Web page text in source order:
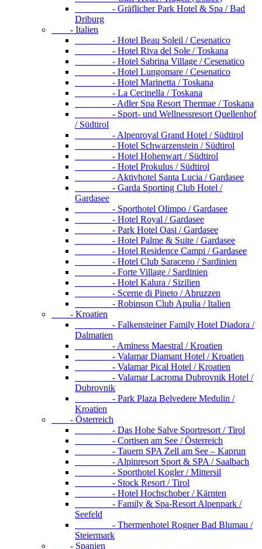
- Gräflicher Park Hotel & Spa / Bad
Driburg
- Italien
- Hotel Beau Soleil / Cesenatico
- Hotel Riva del Sole / Toskana
- Hotel Sabrina Village / Cesenatico
- Hotel Lungomare / Cesenatico
- Hotel Marinetta / Toskana
- La Cecinella / Toskana
- Adler Spa Resort Thermae / Toskana
- Sport- und Wellnessresort Quellenhof
/ Südtirol
- Alpenroyal Grand Hotel / Südtirol
- Hotel Schwarzenstein / Südtirol
- Hotel Hohenwart / Südtirol
- Hotel Prokulus / Südtirol
- Aktivhotel Santa Lucia / Gardasee
- Garda Sporting Club Hotel /
Gardasee
- Sporthotel Olimpo / Gardasee
- Hotel Royal / Gardasee
- Park Hotel Oasi / Gardasee
- Hotel Palme & Suite / Gardasee
- Hotel Residence Campi / Gardasee
- Hotel Club Saraceno / Sardinien
- Forte Village / Sardinien
- Hotel Kalura / Sizilien
- Scerne di Pineto / Abruzzen
- Robinson Club Apulia / Italien
- Kroatien
- Falkensteiner Family Hotel Diadora /
Dalmatien
- Aminess Maestral / Kroatien
- Valamar Diamant Hotel / Kroatien
- Valamar Pical Hotel / Kroatien
- Valamar Lacroma Dubrovnik Hotel /
Dubrovnik
- Park Plaza Belvedere Medulin /
Kroatien
- Österreich
- Das Hohe Salve Sportresort / Tirol
- Cortisen am See / Österreich
- Tauern SPA Zell am See – Kaprun
- Alpinresort Sport & SPA / Saalbach
- Sporthotel Kogler / Mittersil
- Stock Resort / Tirol
- Hotel Hochschober / Kärnten
- Family & Spa-Resort Alpenpark /
Seefeld
- Thermenhotel Rogner Bad Blumau /
Steiermark
- Spanien